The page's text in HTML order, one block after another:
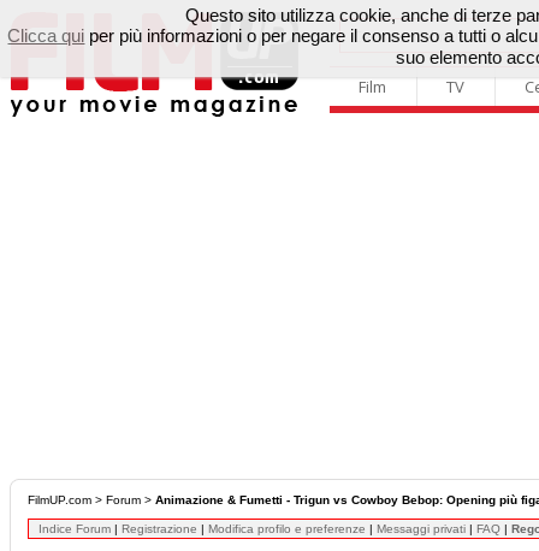
Film TV
FilmUP.com > Forum > Animazione & Fumetti - Trigun vs Cowboy Bebop: Opening più
Indice Forum | Registrazione | Modifica profilo e preferenze | Messaggi privati | FAQ |
Questo sito utilizza cookie, anche di terze
Clicca qui per più informazioni o per negare il consenso a tutti o
suo elemento